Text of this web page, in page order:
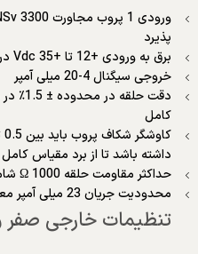
پذیرد
برق به ورودی +12 تا +35 Vdc در ترمینال فرستنده نیاز دارد
خروجی سیگنال 4-20 میلی آمپر
دقت
کامل
داشته باشد تا از برد مقیاس
حداکثر مقاومت حلقه 1000 Ω شامل کابل در 35 Vdc
محدودیت جریان 23 میلی آمپر معمولی
تنظیمات خارجی صفر